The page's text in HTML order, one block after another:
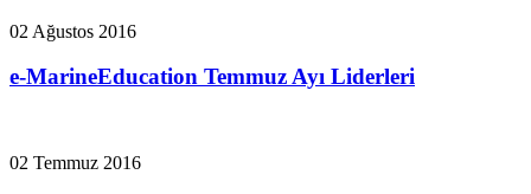
02 Ağustos 2016
e-MarineEducation Temmuz Ayı Liderleri
02 Temmuz 2016